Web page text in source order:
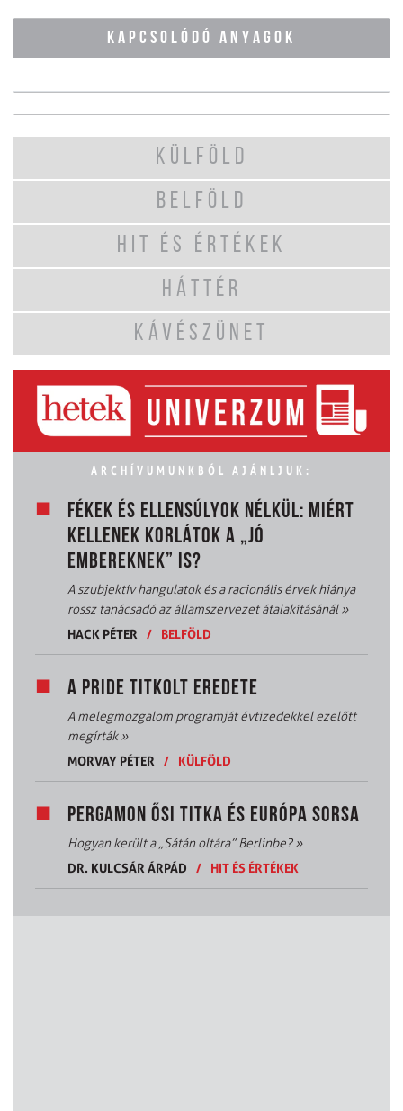
KAPCSOLÓDÓ ANYAGOK
KÜLFÖLD
BELFÖLD
HIT ÉS ÉRTÉKEK
HÁTTÉR
KÁVÉSZÜNET
ARCHÍVUMUNKBÓL AJÁNLJUK:
FÉKEK ÉS ELLENSÚLYOK NÉLKÜL: MIÉRT
KELLENEK KORLÁTOK A „JÓ
EMBEREKNEK” IS?
A szubjektív hangulatok és a racionális érvek hiánya
rossz tanácsadó az államszervezet átalakításánál»
HACK PÉTER
/ BELFÖLD
A PRIDE TITKOLT EREDETE
A melegmozgalom programját évtizedekkel ezelőtt
megírták»
MORVAY PÉTER
/ KÜLFÖLD
PERGAMON ŐSI TITKA ÉS EURÓPA SORSA
Hogyan került a „Sátán oltára” Berlinbe?»
DR. KULCSÁR ÁRPÁD
/ HIT ÉS ÉRTÉKEK